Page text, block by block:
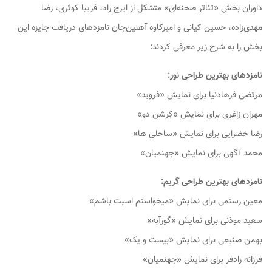
داوران بخش «تئاتر صحنه‌ای» متشکل از ایرج راد، فریبا کوثری، رضا
مهدی‌زاده، حسین کیانی و امیرکاوه آهنین‌جان نامزدهای دریافت جایزه این
بخش را به شرح زیر معرفی کردند:
نامزدهای بهترین طراحی نور:
مرتضی فرهادنیا برای نمایش «فروید»
مهران زاغری برای نمایش «کِرشن دو»
رضا خضرایی برای نمایش «ساحلی ها»
محمد آگهی برای نمایش «جهنمیان»
نامزدهای بهترین طراحی گریم:
معین رستمی برای نمایش «میخواستم اسبت باشم»
سعید موذنی برای نمایش «گورآبه»
بهمن صنیعی برای نمایش «بیست و یک»
فرزانه رادفر برای نمایش «جهنمیان»